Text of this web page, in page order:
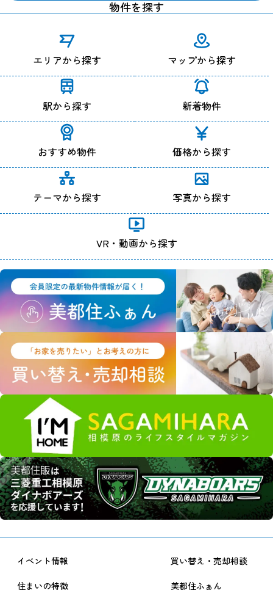
物件を探す
エリアから探す マップから探す
駅から探す 新着物件
おすすめ物件 価格から探す
テーマから探す 写真から探す
VR・動画から探す
イベント情報
住まいの特徴
買い替え・売却相談
美都住ふぁん